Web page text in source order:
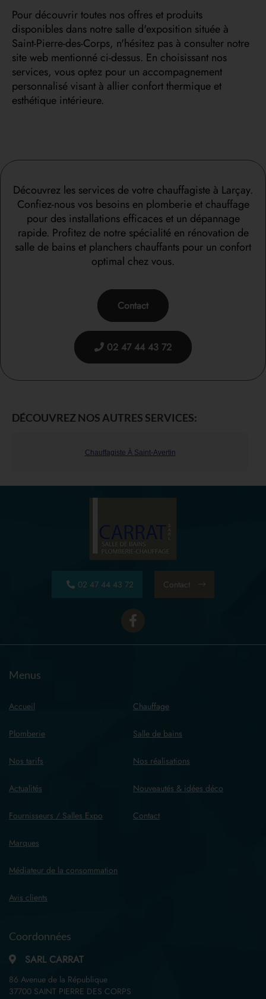
Pour découvrir toutes nos offres et produits
disponibles dans notre salle d'exposition située à
Saint-Pierre-des-Corps, n'hésitez pas à consulter notre
site web mentionné ci-dessus. En choisissant nos
services, vous optez pour un accompagnement
personnalisé visant à allier confort thermique et
esthétique intérieure.
Découvrez les services de votre chauffagiste à Larçay.
Confiez-nous vos besoins en plomberie et chauffage
pour des installations efficaces et un dépannage
rapide. Profitez de notre spécialité en rénovation de
salle de bains et planchers chauffants pour un confort
optimal chez vous.
Contact
02 47 44 43 72
DÉCOUVREZ NOS AUTRES SERVICES:
Chauffagiste À Saint-Avertin
02 47 44 43 72 Contact
Menus
Accueil Chauffage
Plomberie Salle de bains
Nos tarifs Nos réalisations
Actualités Nouveautés & idées déco
Fournisseurs / Salles Expo
Marques
Médiateur de la consommation
Contact
Avis clients
Coordonnées
SARL CARRAT
86 Avenue de la République
37700 SAINT PIERRE DES CORPS